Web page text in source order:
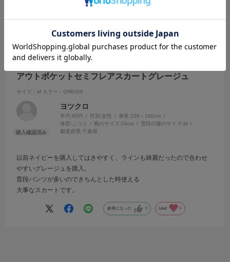
アウトボケットセミフレアスカートグレージュ
サイズ：M カラー：GREIGE
ヨツクロ
年代:60代 性別:女性 身長:156～160cm
体型: ふつう 靴のサイズ:24cm 普段の服のサイズ:M
都道府県:千葉県
以前ネイビーを購入してはきやすく、ラインも綺麗だったので合わせ
やすいグレージュを購入。
普段パンツが多いのできちんとした時使える
大事なスカートです。
参考になった 0 Like! 0